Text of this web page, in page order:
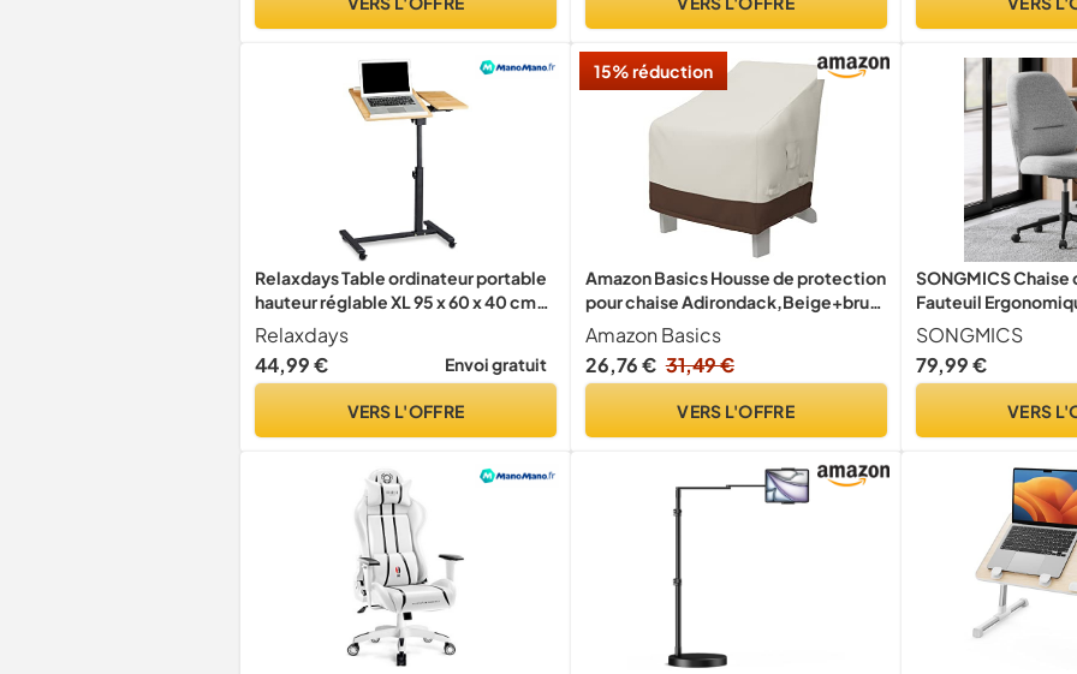
Relaxdays Table ordinateur portable
hauteur réglable XL 95 x 60 x 40 cm
bois support avec 4 roulettes
tablettes jaune
Relaxdays
44,99 €
Envoi gratuit
VERS L'OFFRE
15% réduction
Amazon Basics Housse de protection
pour chaise Adirondack,Beige+brun
Clair, 1-Pack
Amazon Basics
26,76 € 31,49 €
VERS L'OFFRE
SONGMICS Chaise
Fauteuil
Réglable, Siège
Haut, Rembourrée,
Tissu Coton-Lin,
SONGMICS
79,99 €
VERS